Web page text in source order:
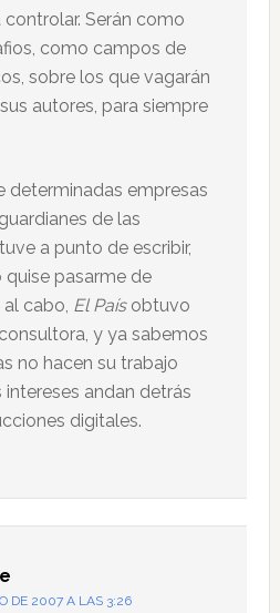
Serán como
como campos de
sobre los que vagarán
autores, para siempre
determinadas empresas
de las
a punto de escribir,
quise pasarme de
cabo, El Paísobtuvo
y ya sabemos
no hacen su trabajo
intereses andan detrás
digitales.
DE 2007 A LAS 3:26